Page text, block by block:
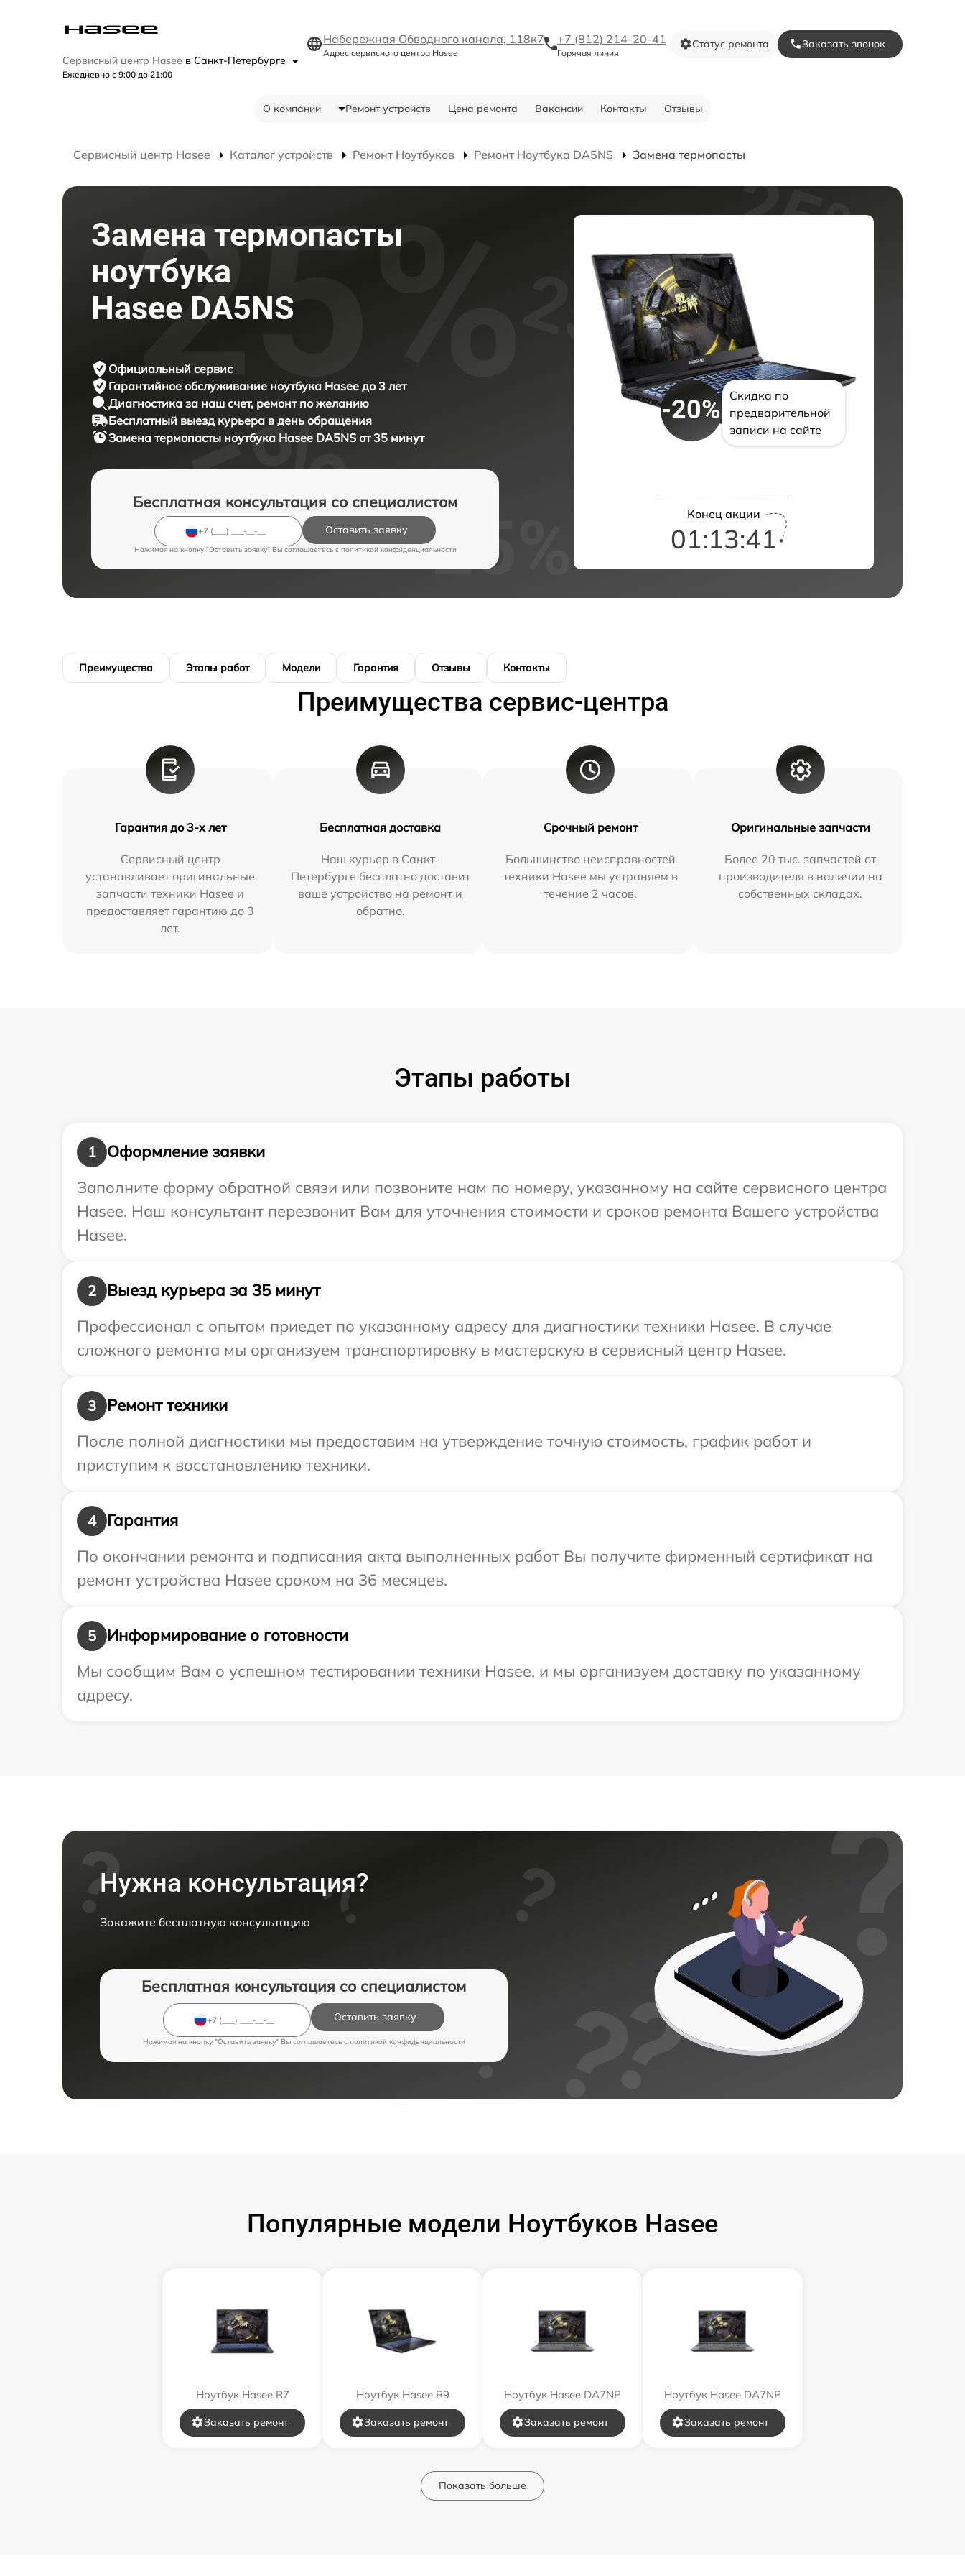
Сервисный центр Hasee в Санкт-Петербурге
Ежедневно с 9:00 до 21:00
Набережная Обводного канала, 118к7
Адрес сервисного центра Hasee
+7 (812) 214-20-41
Горячая линия
Статус ремонта Заказать звонок
О компании Ремонт устройств Цена ремонта Вакансии Контакты Отзывы
Сервисный центр Hasee Каталог устройств Ремонт Ноутбуков Ремонт Ноутбука DA5NS Замена термопасты
Замена термопасты
ноутбука
Hasee DA5NS
Официальный сервис
Гарантийное обслуживание ноутбука Hasee до 3 лет
Диагностика за наш счет, ремонт по желанию
Бесплатный выезд курьера в день обращения
Замена термопасты ноутбука Hasee DA5NS от 35 минут
Бесплатная консультация со специалистом
Оставить заявку
Нажимая на кнопку "Оставить заявку" Вы соглашаетесь c политикой конфиденциальности
-20%
Скидка по
предварительной
записи на сайте
Конец акции
01:13:40
Преимущества Этапы работ Модели Гарантия Отзывы Контакты
Преимущества сервис-центра
Гарантия до 3-х лет
Сервисный центр
устанавливает оригинальные
запчасти техники Hasee и
предоставляет гарантию до 3
лет.
Бесплатная доставка
Наш курьер в Санкт-
Петербурге бесплатно доставит
ваше устройство на ремонт и
обратно.
Срочный ремонт
Большинство неисправностей
техники Hasee мы устраняем в
течение 2 часов.
Оригинальные запчасти
Более 20 тыс. запчастей от
производителя в наличии на
собственных складах.
Этапы работы
1
Оформление заявки
Заполните форму обратной связи или позвоните нам по номеру, указанному на сайте сервисного центра
Hasee. Наш консультант перезвонит Вам для уточнения стоимости и сроков ремонта Вашего устройства
Hasee.
2
Выезд курьера за 35 минут
Профессионал с опытом приедет по указанному адресу для диагностики техники Hasee. В случае
сложного ремонта мы организуем транспортировку в мастерскую в сервисный центр Hasee.
3
Ремонт техники
После полной диагностики мы предоставим на утверждение точную стоимость, график работ и
приступим к восстановлению техники.
4
Гарантия
По окончании ремонта и подписания акта выполненных работ Вы получите фирменный сертификат на
ремонт устройства Hasee сроком на 36 месяцев.
5
Информирование о готовности
Мы сообщим Вам о успешном тестировании техники Hasee, и мы организуем доставку по указанному
адресу.
Нужна консультация?
Закажите бесплатную консультацию
Бесплатная консультация со специалистом
Оставить заявку
Нажимая на кнопку "Оставить заявку" Вы соглашаетесь c политикой конфиденциальности
Популярные модели Ноутбуков Hasee
Ноутбук Hasee R7
Заказать ремонт
Ноутбук Hasee R9
Заказать ремонт
Ноутбук Hasee DA7NP
Заказать ремонт
Ноутбук Hasee DA7NP
Заказать ремонт
Показать больше